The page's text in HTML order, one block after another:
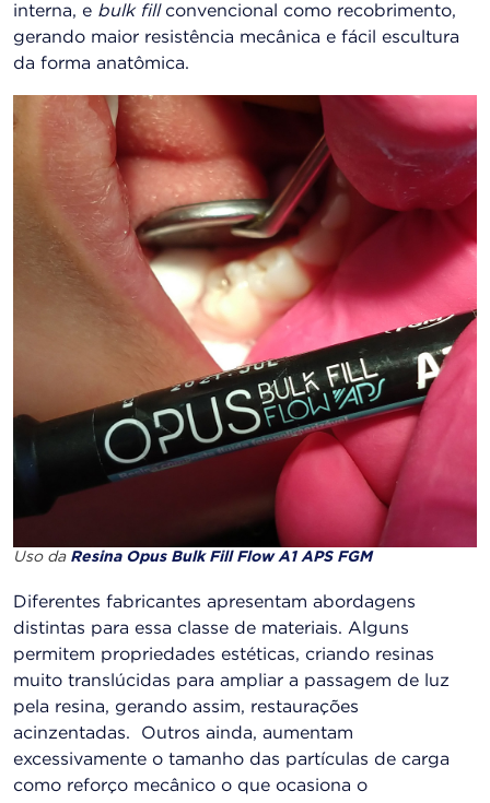
interna, e bulk fillconvencional como recobrimento,
gerando maior resistência mecânica e fácil escultura
da forma anatômica.
Uso da Resina Opus Bulk Fill Flow A1 APS FGM
Diferentes fabricantes apresentam abordagens
distintas para essa classe de materiais. Alguns
permitem propriedades estéticas, criando resinas
muito translúcidas para ampliar a passagem de luz
pela resina, gerando assim, restaurações
acinzentadas. Outros ainda, aumentam
excessivamente o tamanho das partículas de carga
como reforço mecânico o que ocasiona o